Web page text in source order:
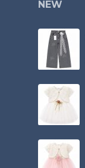
NEW